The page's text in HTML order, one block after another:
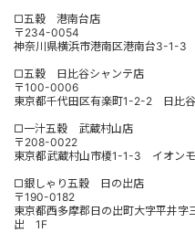
□五穀 港南台店
〒234-0054
神奈川県横浜市港南区港南台3-1-
□五穀 日比谷シャンテ店
〒100-0006
東京都千代田区有楽町1-2-2 日比
□一汁五穀 武蔵村山店
〒208-0022
東京都武蔵村山市榎1-1-3 イオン
□銀しゃり五穀 日の出店
〒190-0182
東京都西多摩郡日の出町大字平井
出 1F